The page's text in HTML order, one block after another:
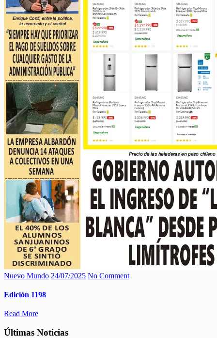
Nuevo Mundo 24/07/2025 No Comment
Edición 1198
Read More
Últimas Noticias